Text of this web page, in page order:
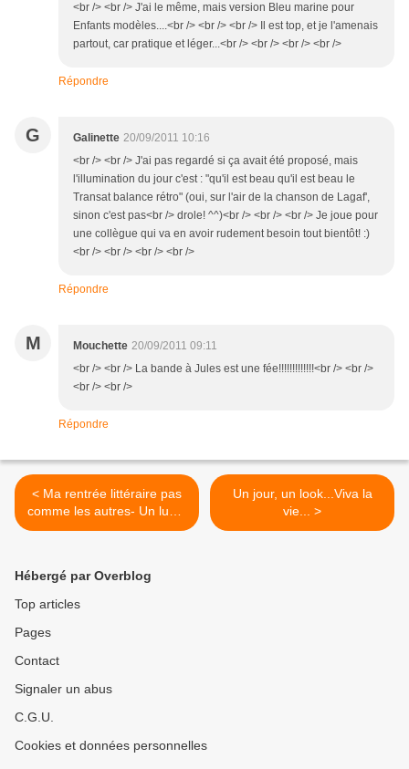
<br /> <br /> J'ai le même, mais version Bleu marine pour
Enfants modèles....<br /> <br /> <br /> Il est top, et je l'amenais
partout, car pratique et léger...<br /> <br /> <br /> <br />
Répondre
G Galinette 20/09/2011 10:16
<br /> <br /> J'ai pas regardé si ça avait été proposé, mais
l'illumination du jour c'est : "qu'il est beau qu'il est beau le
Transat balance rétro" (oui, sur l'air de la chanson de Lagaf',
sinon c'est pas<br /> drole! ^^)<br /> <br /> <br /> Je joue pour
une collègue qui va en avoir rudement besoin tout bientôt! :)
<br /> <br /> <br /> <br />
Répondre
M Mouchette 20/09/2011 09:11
<br /> <br /> La bande à Jules est une fée!!!!!!!!!!!!!<br /> <br />
<br /> <br />
Répondre
< Ma rentrée littéraire pas
comme les autres- Un lundi
parmi tant d'autres #45
Un jour, un look...Viva la
vie... >
Hébergé par Overblog
Top articles
Pages
Contact
Signaler un abus
C.G.U.
Cookies et données personnelles